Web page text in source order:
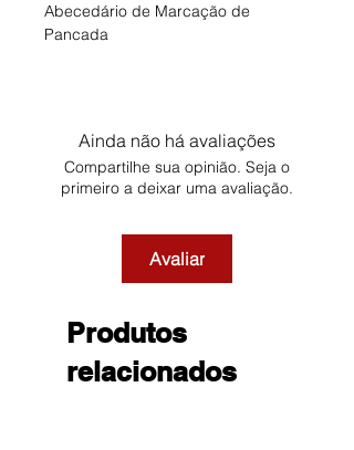
Abecedário de Marcação de
Pancada
Ainda não há avaliações
Compartilhe sua opinião. Seja o
primeiro a deixar uma avaliação.
Avaliar
Produtos
relacionados